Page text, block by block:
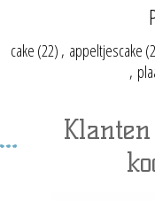
cake (22) , appeltjescake
,